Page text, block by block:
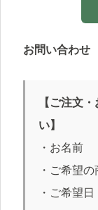
お問い合わせ
【ご注文
い】
・お名前
・ご希望
・ご希望日